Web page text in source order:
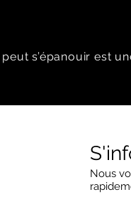
s’épanouir est
Nous